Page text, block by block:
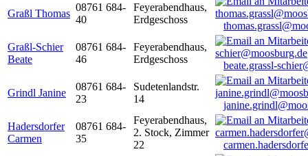
Graßl Thomas
08761 684-
40
Feyerabendhaus,
Erdgeschoss
Graßl-Schier
Beate
08761 684-
46
Feyerabendhaus,
Erdgeschoss
beate.grassl-
Grindl Janine
08761 684-
23
Sudetenlandstr.
14
Hadersdorfer
Carmen
08761 684-
35
Feyerabendhaus,
2. Stock, Zimmer
22